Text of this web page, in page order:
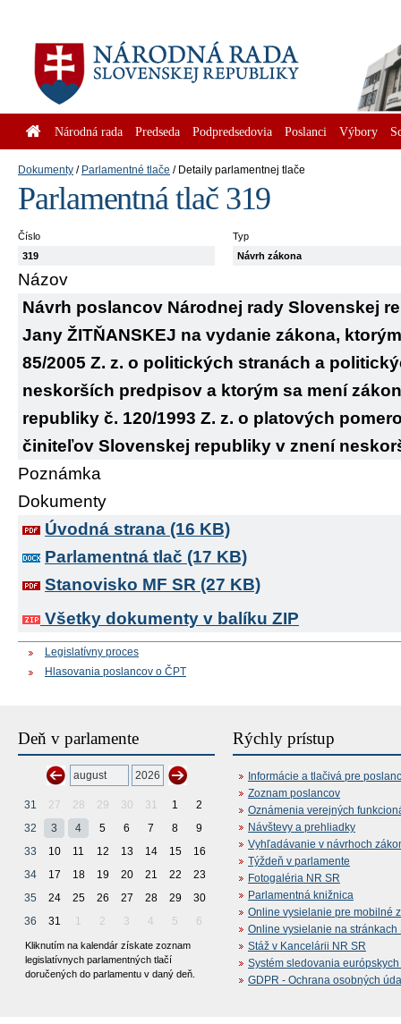
Národná rada Predseda Podpredsedovia Poslanci Výbory
Dokumenty Parlamentné tlače Detaily parlamentnej tlače
Parlamentná tlač 319
Číslo
319
Typ
Návrh zákona
Názov
Návrh poslancov Národnej rady Slovenskej
Jany ŽITŇANSKEJ na vydanie zákona,
85/2005 Z. z. o politických stranách a
neskorších predpisov a ktorým sa mení
republiky č. 120/1993 Z. z. o platových
činiteľov Slovenskej republiky v znení
Poznámka
Dokumenty
Úvodná strana (16 KB)
Parlamentná tlač (17 KB)
Stanovisko MF SR (27 KB)
Všetky dokumenty v balíku ZIP
Legislatívny proces
Hlasovania poslancov o ČPT
Deň v parlamente
31 27 28 29 30 31 1
2
32
3 4 5 6 7 8
9
33
10 11 12 13 14 15
16
34
17 18 19 20 21 22
23
35
24 25 26 27 28 29
30
36
31 1 2 3 4 5 6
Kliknutím na kalendár získate zoznam
legislatívnych parlamentných tlačí
doručených do parlamentu v daný deň.
Rýchly prístup
Informácie a tlačivá pre
Zoznam poslancov
Oznámenia verejných
Návštevy a prehliadky
Vyhľadávanie v návrhoch
Týždeň v parlamente
Fotogaléria NR SR
Parlamentná knižnica
Online vysielanie pre mobilné
Online vysielanie na stránkach
Stáž v Kancelárii NR SR
Systém sledovania
GDPR - Ochrana osobných